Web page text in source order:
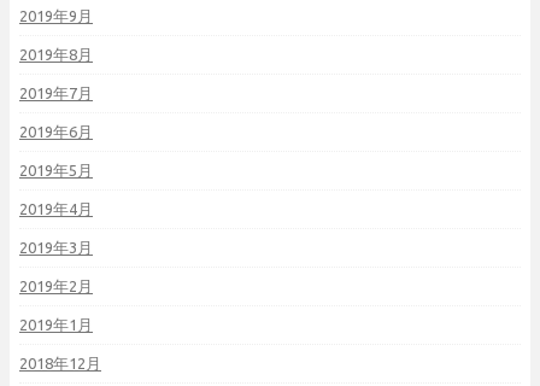
2019年9月
2019年8月
2019年7月
2019年6月
2019年5月
2019年4月
2019年3月
2019年2月
2019年1月
2018年12月